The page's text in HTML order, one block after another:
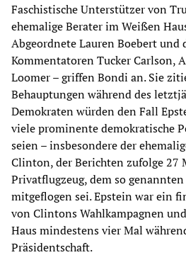
Faschistische Unterstützer von
ehemalige Berater im Weißen
Abgeordnete Lauren Boebert und
Kommentatoren Tucker Carlson,
Loomer – griffen Bondi an. Sie
Behauptungen während des
Demokraten würden den Fall
viele prominente demokratische
seien – insbesondere der
Clinton, der Berichten zufolge 27
Privatflugzeug, dem so genannten
mitgeflogen sei. Epstein war ein
von Clintons Wahlkampagnen
Haus mindestens vier Mal
Präsidentschaft.